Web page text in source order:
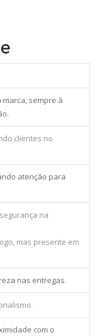
sempre à
clientes no
atenção para
na
mas presente em
nas entregas.
com o